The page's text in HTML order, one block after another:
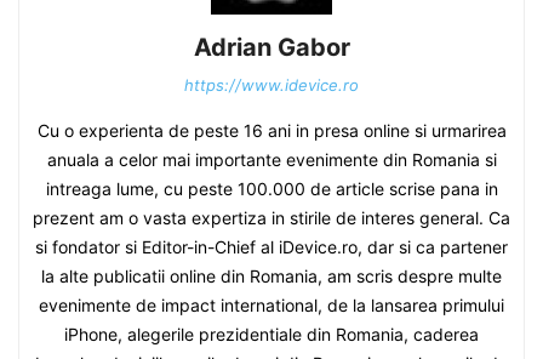
Adrian Gabor
https://www.idevice.ro
Cu o experienta de peste 16 ani in presa online si urmarirea
anuala a celor mai importante evenimente din Romania si
intreaga lume, cu peste 100.000 de article scrise pana in
prezent am o vasta expertiza in stirile de interes general. Ca
si fondator si Editor-in-Chief al iDevice.ro, dar si ca partener
la alte publicatii online din Romania, am scris despre multe
evenimente de impact international, de la lansarea primului
iPhone, alegerile prezidentiale din Romania, caderea